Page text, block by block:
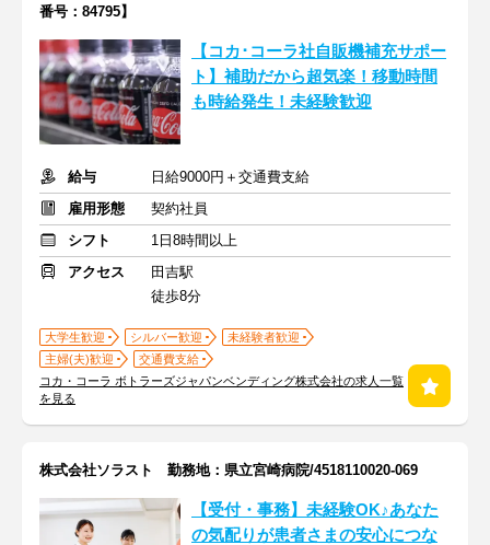
番号：84795】
【コカ･コーラ社自販機補充サポー
ト】補助だから超気楽！移動時間
も時給発生！未経験歓迎
給与
日給9000円＋交通費支給
雇用形態
契約社員
シフト
1日8時間以上
アクセス
田吉駅
徒歩8分
大学生歓迎 シルバー歓迎
未経験者歓迎
主婦(夫)歓迎
交通費支給
コカ・コーラ ボトラーズジャパンベンディング株式会社の求人一覧
を見る
株式会社ソラスト 勤務地：県立宮崎病院/4518110020-069
【受付・事務】未経験OK♪あなた
の気配りが患者さまの安心につな